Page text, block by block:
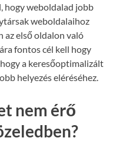
hogy weboldalad jobb
weboldalaihoz
az első oldalon való
fontos cél kell hogy
a keresőoptimalizált
helyezés eléréséhez.
nem érő